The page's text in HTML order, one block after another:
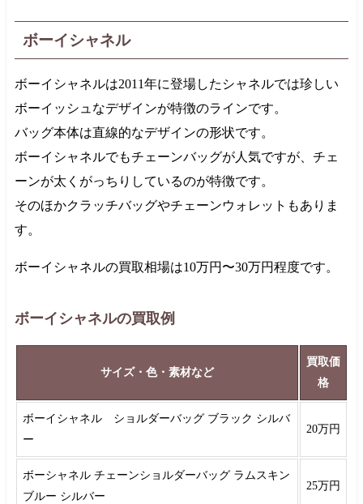
ボーイシャネル
ボーイシャネルは2011年に登場したシャネルでは珍しい
ボーイッシュなデザインが特徴のラインです。
バッグ本体は直線的なデザインの形状です。
ボーイシャネルでもチェーンバッグが人気ですが、チェ
ーンが太くがっちりしているのが特徴です。
そのほかクラッチバッグやチェーンウォレットもありま
す。
ボーイシャネルの買取相場は10万円 〜30万円程度です。
ボーイシャネルの買取例
サイズ・色・素材など
買取価
格
ボーイシャネル ショルダーバッグ ブラック シルバ
ー
20万円
ボーシャネル チェーンショルダーバッグ ラムスキン
ブルー シルバー
25万円